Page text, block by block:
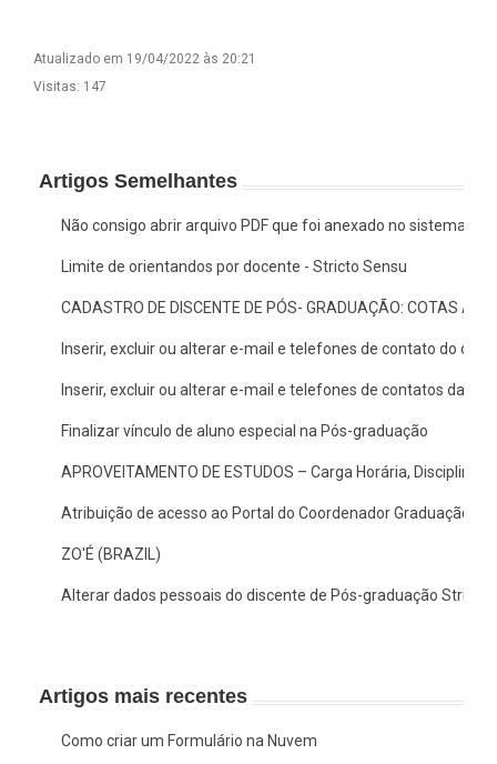
Atualizado em 19/04/2022 às 20:21
Visitas: 147
Artigos Semelhantes
Não consigo abrir arquivo PDF que foi anexado no sistema, o
Limite de orientandos por docente - Stricto Sensu
CADASTRO DE DISCENTE DE PÓS- GRADUAÇÃO: COTAS AF E
Inserir, excluir ou alterar e-mail e telefones de contato do
Inserir, excluir ou alterar e-mail e telefones de contatos da
Finalizar vínculo de aluno especial na Pós-graduação
APROVEITAMENTO DE ESTUDOS – Carga Horária, Disciplina/
Atribuição de acesso ao Portal do Coordenador Graduação no
ZO'É (BRAZIL)
Alterar dados pessoais do discente de Pós-graduação Stricto
Artigos mais recentes
Como criar um Formulário na Nuvem